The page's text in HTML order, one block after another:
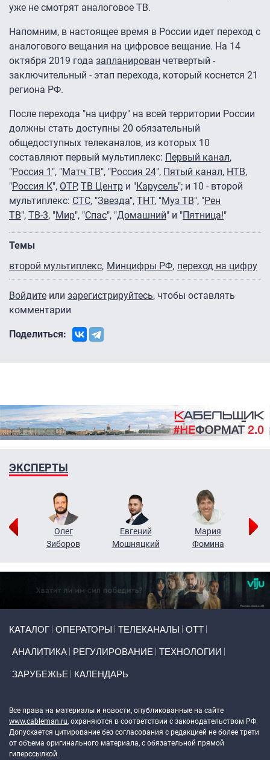
уже не смотрят аналоговое ТВ.
Напомним, в настоящее время в России идет переход с
аналогового вещания на цифровое вещание. На 14
октября 2019 года запланирован четвертый -
заключительный - этап перехода, который коснется 21
региона РФ.
После перехода "на цифру" на всей территории России
должны стать доступны 20 обязательный
общедоступных телеканалов, из которых 10
составляют первый мультиплекс: Первый канал,
"Россия 1 ", "Матч ТВ", "Россия 24", Пятый канал, НТВ,
"Россия К", ОТР, ТВ Центр и "Карусель"; и 10 - второй
мультиплекс: СТС, "Звезда", ТНТ, "Муз ТВ", "Рен
ТВ", ТВ-3, "Мир", "Спас", "Домашний" и "Пятница!"
Темы
второй мультиплекс Минцифры РФ переход на цифру
Войдите или зарегистрируйтесь, чтобы оставлять
комментарии
Поделиться:
ЭКСПЕРТЫ
Олег
Зиборов
Евгений
Мошняцкий
Мария
Фомина
КАТАЛОГ ОПЕРАТОРЫ ТЕЛЕКАНАЛЫ ОТТ
АНАЛИТИКА РЕГУЛИРОВАНИЕ ТЕХНОЛОГИИ
ЗАРУБЕЖЬЕ КАЛЕНДАРЬ
Все права на материалы и новости, опубликованные на сайте
www.cableman.ru, охраняются в соответствии с законодательством РФ.
Допускается цитирование без согласования с редакцией не более трети
от объема оригинального материала, с обязательной прямой
гиперссылкой.